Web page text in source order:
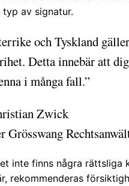
typ av signatur.
och Tyskland
Detta innebär att
i många fall.”
Zwick
Grösswang
inte finns några rättsliga
rekommenderas